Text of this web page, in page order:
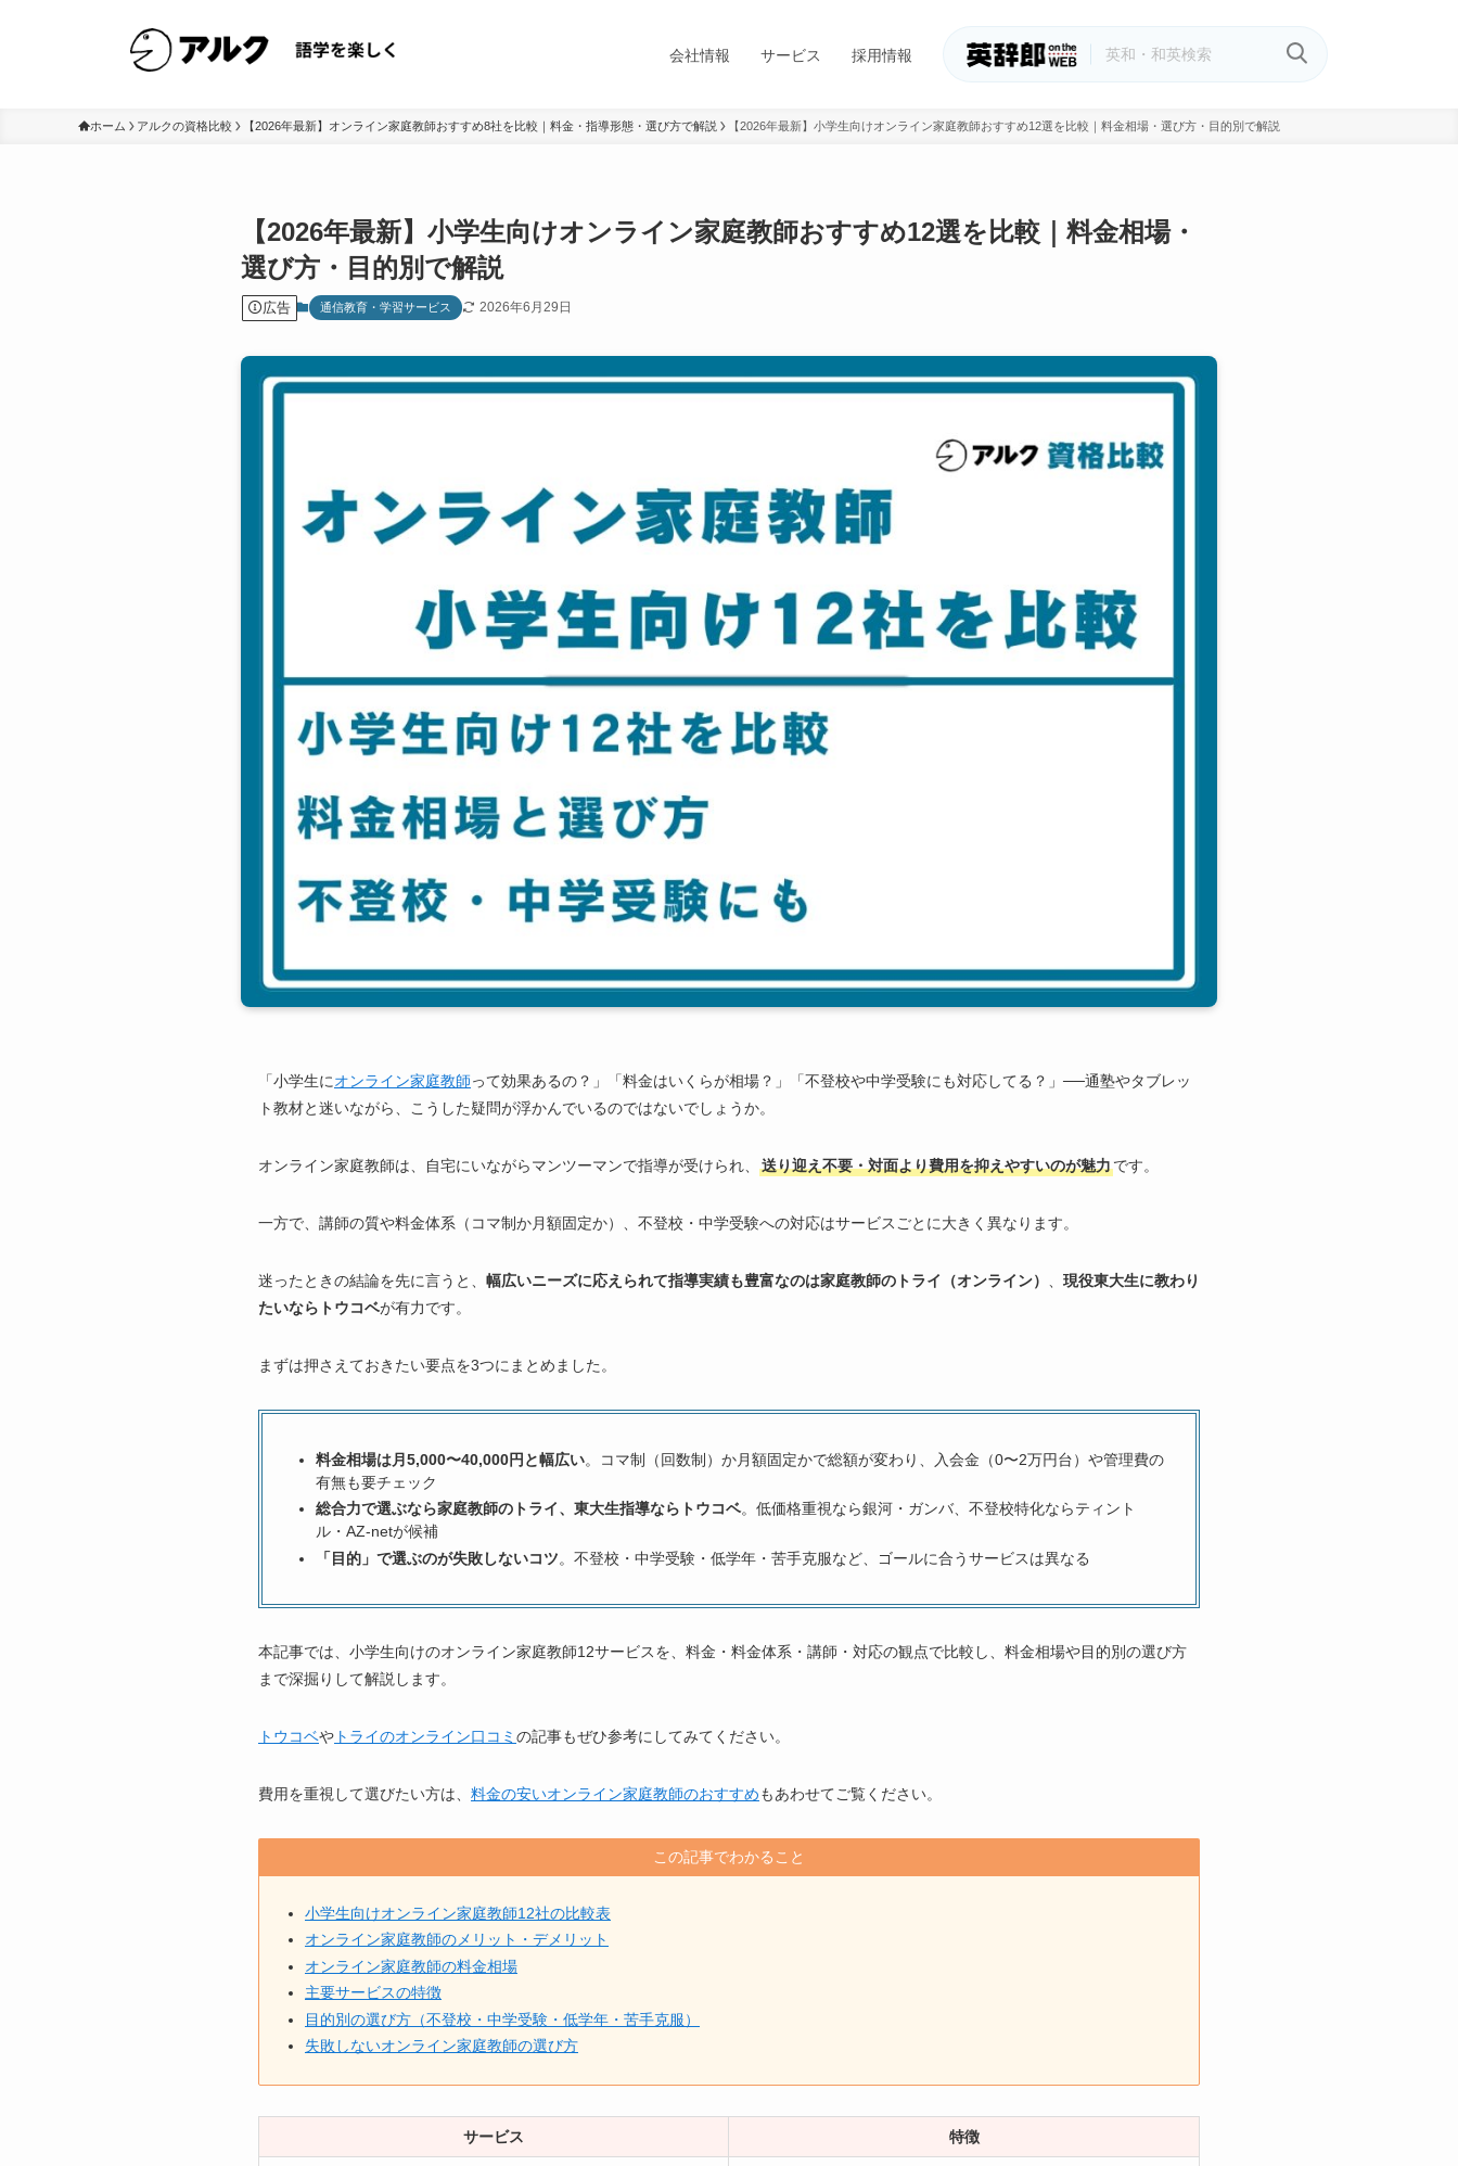
会社情報 サービス 採用情報
ホーム アルクの資格比較 【2026年最新】オンライン家庭教師おすすめ8社を比較｜料金・指導形態・選び方で解説 【2026年最新】小学生向けオンライン家庭教師おすすめ12選を比較｜料金相場・選び方・目的別で解説
【2026年最新】小学生向けオンライン家庭教師おすすめ12選を比較｜料金相場・
選び方・目的別で解説
広告 通信教育・学習サービス 2026年6月29日
「小学生にオンライン家庭教師って効果あるの？」「料金はいくらが相場？」「不登校や中学受験にも対応してる？」──通塾やタブレッ
ト教材と迷いながら、こうした疑問が浮かんでいるのではないでしょうか。
オンライン家庭教師は、自宅にいながらマンツーマンで指導が受けられ、 送り迎え不要・対面より費用を抑えやすいのが魅力です。
一方で、講師の質や料金体系（コマ制か月額固定か）、不登校・中学受験への対応はサービスごとに大きく異なります。
迷ったときの結論を先に言うと、 幅広いニーズに応えられて指導実績も豊富なのは家庭教師のトライ（オンライン） 、 現役東大生に教わり
たいならトウコベが有力です。
まずは押さえておきたい要点を3つにまとめました。
料金相場は月5,000〜40,000円と幅広い。コマ制（回数制）か月額固定かで総額が変わり、入会金（0〜2万円台）や管理費の
有無も要チェック
総合力で選ぶなら家庭教師のトライ、東大生指導ならトウコベ。低価格重視なら銀河・ガンバ、不登校特化ならティント
ル・AZ-netが候補
「目的」で選ぶのが失敗しないコツ。不登校・中学受験・低学年・苦手克服など、ゴールに合うサービスは異なる
本記事では、小学生向けのオンライン家庭教師12サービスを、料金・料金体系・講師・対応の観点で比較し、料金相場や目的別の選び方
まで深掘りして解説します。
トウコベや トライのオンライン口コミ の記事もぜひ参考にしてみてください。
費用を重視して選びたい方は、 料金の安いオンライン家庭教師のおすすめもあわせてご覧ください。
この記事でわかること
小学生向けオンライン家庭教師12社の比較表
オンライン家庭教師のメリット・デメリット
オンライン家庭教師の料金相場
主要サービスの特徴
目的別の選び方（不登校・中学受験・低学年・苦手克服）
失敗しないオンライン家庭教師の選び方
サービス 特徴